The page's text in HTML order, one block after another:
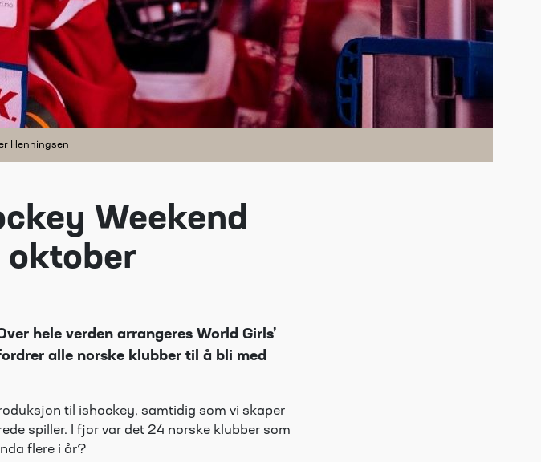
Henningsen
Weekend
oktober
hele verden arrangeres World Girls’
alle norske klubber til å bli med
til ishockey, samtidig som vi skaper
spiller. I fjor var det 24 norske klubber som
flere i år?